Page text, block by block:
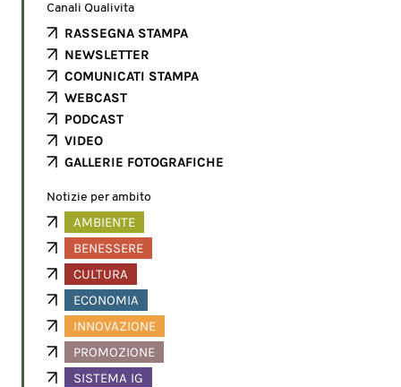
Canali Qualivita
RASSEGNA STAMPA
NEWSLETTER
COMUNICATI STAMPA
WEBCAST
PODCAST
VIDEO
GALLERIE FOTOGRAFICHE
Notizie per ambito
AMBIENTE
BENESSERE
CULTURA
ECONOMIA
INNOVAZIONE
PROMOZIONE
SISTEMA IG